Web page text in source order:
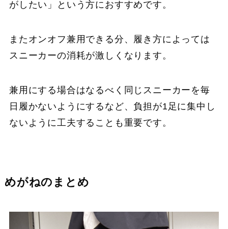
がしたい」という方におすすめです。
またオンオフ兼用できる分、履き方によっては
スニーカーの消耗が激しくなります。
兼用にする場合はなるべく同じスニーカーを毎
日履かないようにするなど、負担が1足に集中し
ないように工夫することも重要です。
めがねのまとめ